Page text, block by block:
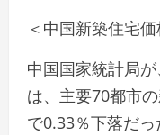
＜中国新築住宅
中国国家統計局
は、主要70都市
で0.33％下落だ